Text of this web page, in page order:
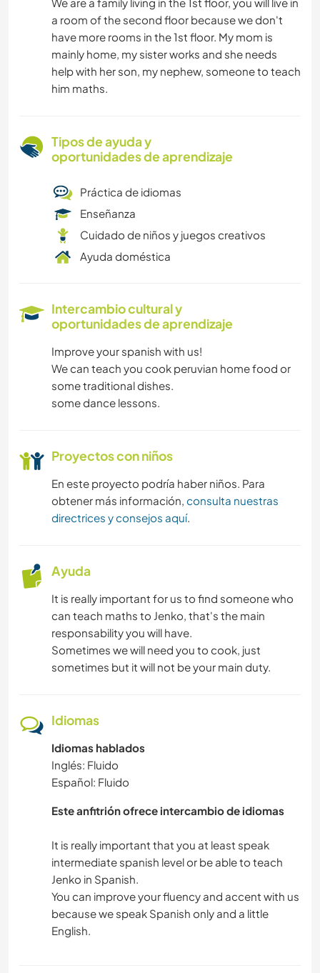
a room of the second floor because we don't
have more rooms in the 1st floor. My mom is
mainly home, my sister works and she needs
help with her son, my nephew, someone to teach
him maths.
Tipos de ayuda y
oportunidades de aprendizaje
Práctica de idiomas
Enseñanza
Cuidado de niños y juegos creativos
Ayuda doméstica
Intercambio cultural y
oportunidades de aprendizaje
Improve your spanish with us!
We can teach you cook peruvian home food or
some traditional dishes.
some dance lessons.
Proyectos con niños
En este proyecto podría haber niños. Para
obtener más información, consulta nuestras
directrices y consejos aquí.
Ayuda
It is really important for us to find someone who
can teach maths to Jenko, that's the main
responsability you will have.
Sometimes we will need you to cook, just
sometimes but it will not be your main duty.
Idiomas
Idiomas hablados
Inglés: Fluido
Español: Fluido
Este anfitrión ofrece intercambio de idiomas
It is really important that you at least speak
intermediate spanish level or be able to teach
Jenko in Spanish.
You can improve your fluency and accent with us
because we speak Spanish only and a little